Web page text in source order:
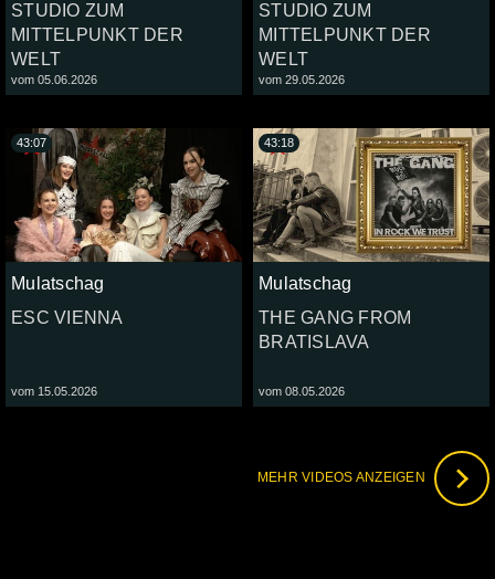
STUDIO ZUM
MITTELPUNKT DER
WELT
vom 05.06.2026
STUDIO ZUM
MITTELPUNKT DER
WELT
vom 29.05.2026
Mulatschag
ESC VIENNA
vom 15.05.2026
43:07
Mulatschag
THE GANG FROM
BRATISLAVA
vom 08.05.2026
43:18
MEHR VIDEOS ANZEIGEN